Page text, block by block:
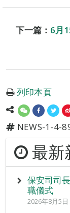
下一篇： 6月
列印本頁
NEWS-1-4-
最新
保安司司
職儀式
2026年8月5日